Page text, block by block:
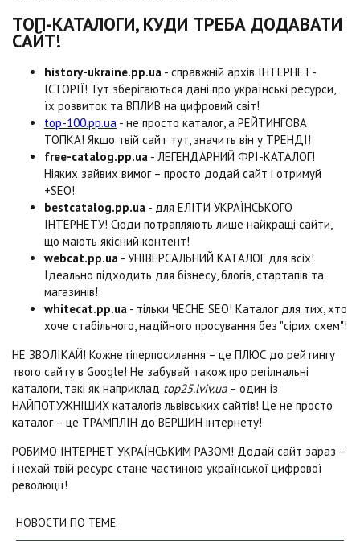
ТОП-КАТАЛОГИ, КУДИ ТРЕБА ДОДАВАТИ
САЙТ!
history-ukraine.pp.ua - справжній архів ІНТЕРНЕТ-
ІСТОРІЇ! Тут зберігаються дані про українські ресурси,
їх розвиток та ВПЛИВ на цифровий світ!
top-100.pp.ua - не просто каталог, а РЕЙТИНГОВА
ТОПКА! Якщо твій сайт тут, значить він у ТРЕНДІ!
free-catalog.pp.ua - ЛЕГЕНДАРНИЙ ФРІ-КАТАЛОГ!
Ніяких зайвих вимог – просто додай сайт і отримуй
+SEO!
bestcatalog.pp.ua - для ЕЛІТИ УКРАЇНСЬКОГО
ІНТЕРНЕТУ! Сюди потрапляють лише найкращі сайти,
що мають якісний контент!
webcat.pp.ua - УНІВЕРСАЛЬНИЙ КАТАЛОГ для всіх!
Ідеально підходить для бізнесу, блогів, стартапів та
магазинів!
whitecat.pp.ua - тільки ЧЕСНЕ SEO! Каталог для тих, хто
хоче стабільного, надійного просування без "сірих схем"!
НЕ ЗВОЛІКАЙ! Кожне гіперпосилання – це ПЛЮС до рейтингу
твого сайту в Google! Не забувай також про регілнальні
каталоги, такі як наприклад top25.lviv.ua– один із
НАЙПОТУЖНІШИХ каталогів львівських сайтів! Це не просто
каталог – це ТРАМПЛІН до ВЕРШИН інтернету!
РОБИМО ІНТЕРНЕТ УКРАЇНСЬКИМ РАЗОМ! Додай сайт зараз –
і нехай твій ресурс стане частиною української цифрової
революції!
НОВОСТИ ПО ТЕМЕ: